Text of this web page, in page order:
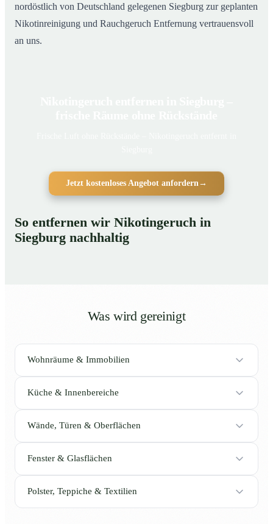
nordöstlich von Deutschland gelegenen Siegburg zur geplanten
Nikotinreinigung und Rauchgeruch Entfernung vertrauensvoll
an uns.
Jetzt kostenloses Angebot anfordern →
So entfernen wir Nikotingeruch in
Siegburg nachhaltig
Was wird gereinigt
Wohnräume & Immobilien
Küche & Innenbereiche
Wände, Türen & Oberflächen
Fenster & Glasflächen
Polster, Teppiche & Textilien